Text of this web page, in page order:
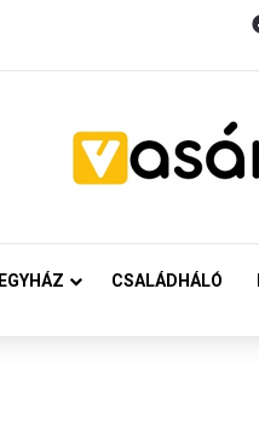
EGYHÁZ CSALÁDHÁLÓ